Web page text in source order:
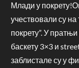
Млади у
учествовали су
покрету”. У
баскету 3×3 и
заблистале су у